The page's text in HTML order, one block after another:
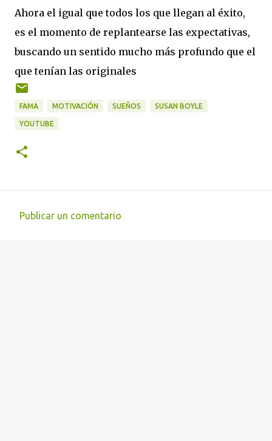
Ahora el igual que todos los que llegan al éxito,
es el momento de replantearse las expectativas,
buscando un sentido mucho más profundo que el
que tenían las originales
FAMA MOTIVACIÓN SUEÑOS SUSAN BOYLE
YOUTUBE
Publicar un comentario